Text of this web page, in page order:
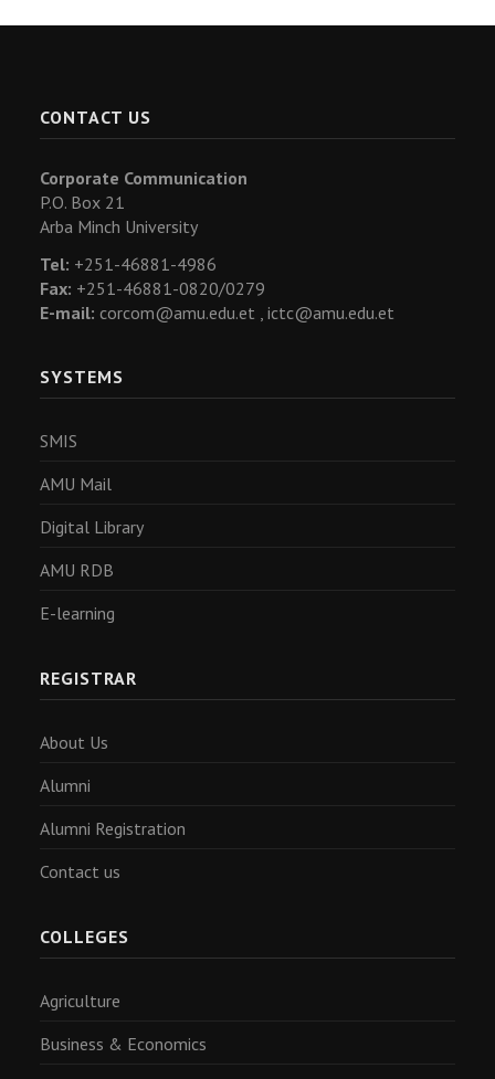
CONTACT US
Corporate Communication
P.O. Box 21
Arba Minch University
Tel: +251-46881-4986
Fax: +251-46881-0820/0279
E-mail: corcom@amu.edu.et , ictc@amu.edu.et
SYSTEMS
SMIS
AMU Mail
Digital Library
AMU RDB
E-learning
REGISTRAR
About Us
Alumni
Alumni Registration
Contact us
COLLEGES
Agriculture
Business & Economics